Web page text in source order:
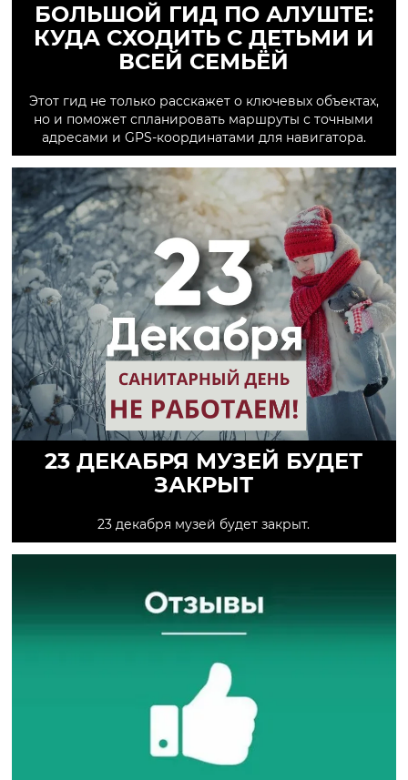
БОЛЬШОЙ ГИД ПО АЛУШТЕ:
КУДА СХОДИТЬ С ДЕТЬМИ И
ВСЕЙ СЕМЬЁЙ
Этот гид не только расскажет о ключевых объектах,
но и поможет спланировать маршруты с точными
адресами и GPS-координатами для навигатора.
23 ДЕКАБРЯ МУЗЕЙ БУДЕТ
ЗАКРЫТ
23 декабря музей будет закрыт.